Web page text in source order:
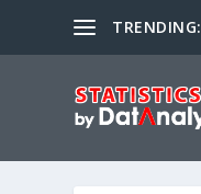
TRENDING: